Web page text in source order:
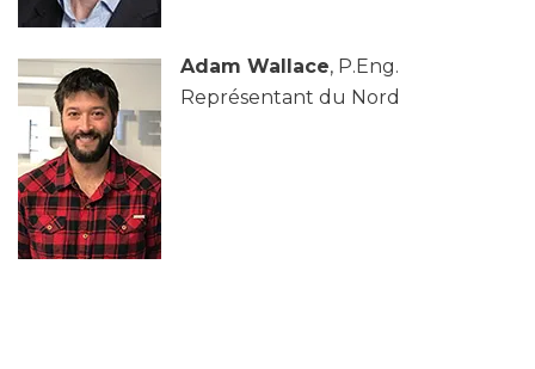
Adam Wallace, P.Eng.
Représentant du Nord